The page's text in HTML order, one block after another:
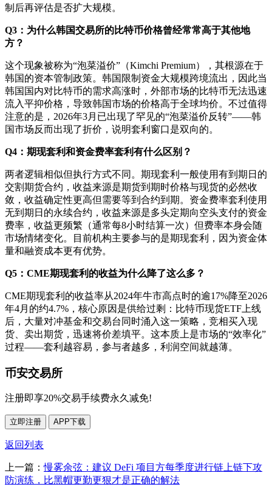
制后再评估是否扩大规模。
Q3：为什么韩国交易所的比特币价格曾经常常高于其他地
方？
这个现象被称为“泡菜溢价”（Kimchi Premium），其根源在于
韩国的资本管制政策。韩国限制资金大规模跨境流出，因此当
韩国国内对比特币的需求高涨时，外部市场的比特币无法迅速
流入平抑价格，导致韩国市场的价格高于全球均价。不过值得
注意的是，2026年3月已出现了罕见的“泡菜溢价反转”——韩
国市场反而出现了折价，说明套利窗口是双向的。
Q4：期现套利和资金费率套利有什么区别？
两者逻辑相似但执行方式不同。期现套利一般使用有到期日的
交割期货合约，收益来源是期货到期时价格与现货的必然收
敛，收益确定性更高但需要等到合约到期。资金费率套利使用
无到期日的永续合约，收益来源是多头定期向空头支付的资金
费率，收益更频繁（通常每8小时结算一次）但费率本身会随
市场情绪变化。目前机构主要参与的是期现套利，因为资金体
量和融资成本更有优势。
Q5：CME期现套利的收益为什么降了这么多？
CME期现套利的收益率从2024年牛市高点时的逾17%降至2026
年4月的约4.7%，核心原因是供给过剩：比特币现货ETF上线
后，大量对冲基金和交易台同时涌入这一策略，竞相买入现
货、卖出期货，迅速将价差填平。这本质上是市场的“效率化”
过程——套利越容易，参与者越多，利润空间就越薄。
币安交易所
注册即享20%交易手续费永久减免!
立即注册 APP下载
返回列表
上一篇：慢雾余弦：建议 DeFi 项目方每季度进行链上链下攻
防演练，比黑帽更勤更狠才是正确的解法